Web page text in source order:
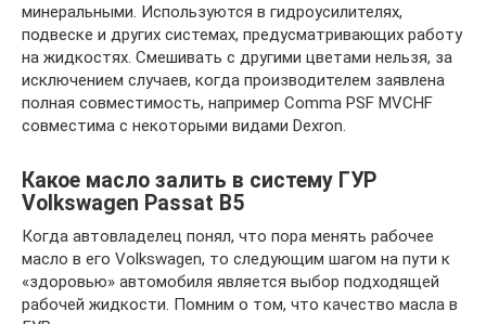
минеральными. Используются в гидроусилителях,
подвеске и других системах, предусматривающих работу
на жидкостях. Смешивать с другими цветами нельзя, за
исключением случаев, когда производителем заявлена
полная совместимость, например Comma PSF MVCHF
совместима с некоторыми видами Dexron.
Какое масло залить в систему ГУР
Volkswagen Passat B5
Когда автовладелец понял, что пора менять рабочее
масло в его Volkswagen, то следующим шагом на пути к
«здоровью» автомобиля является выбор подходящей
рабочей жидкости. Помним о том, что качество масла в